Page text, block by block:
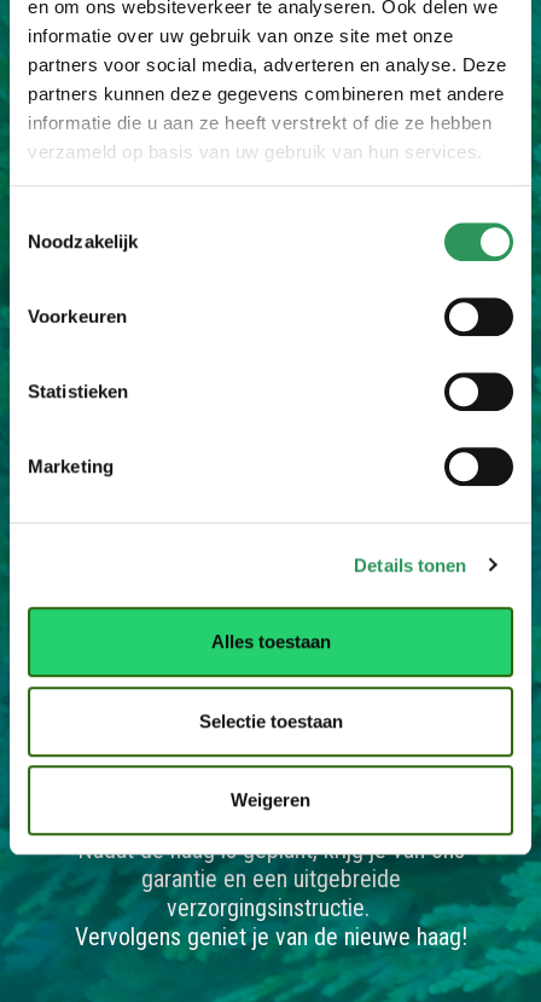
en om ons websiteverkeer te analyseren. Ook delen we
informatie over uw gebruik van onze site met onze
partners voor social media, adverteren en analyse. Deze
partners kunnen deze gegevens combineren met andere
informatie die u aan ze heeft verstrekt of die ze hebben
verzameld op basis van uw gebruik van hun services.
Noodzakelijk
Voorkeuren
Statistieken
Marketing
Details tonen
Alles toestaan
Selectie toestaan
Weigeren
De bestelde planten worden door ons vers van
het land gehaald,
de kluit wordt vakkundig verpakt en de planten
worden klaargemaakt voor transport.
Wij bezorgen de planten bij jou op locatie en
planten de verse haagplanten op de gewenste
3.
Nadat de haag is geplant, krijg je van ons
garantie en een uitgebreide
verzorgingsinstructie.
Vervolgens geniet je van de nieuwe haag!